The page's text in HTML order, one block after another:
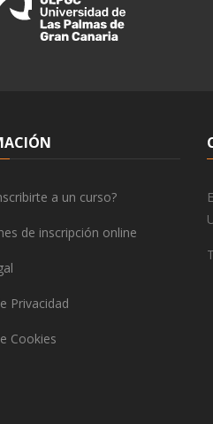
a un curso?
de inscripción online
Privacidad
Cookies